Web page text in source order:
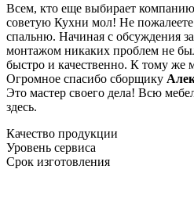
Всем, кто еще выбирает
советую Кухни мол! Не
спальню. Начиная с обсуждения
монтажом никаких проблем не
быстро и качественно. К тому же
Огромное спасибо сборщику
Это мастер своего дела! Всю
здесь.
Качество продукции
Уровень сервиса
Срок изготовления